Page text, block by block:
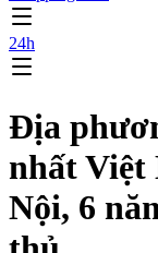
24h
Địa
nhất Việt
Nội, 6